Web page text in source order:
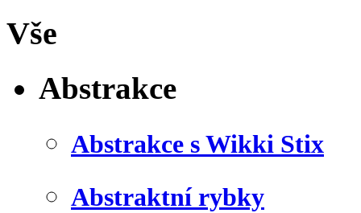
Vše
Abstrakce
Abstrakce s Wikki Stix
Abstraktní rybky